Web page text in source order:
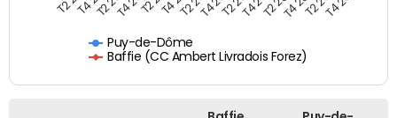
Puy-de-Dôme
Baffie (CC Ambert Livradois Forez)